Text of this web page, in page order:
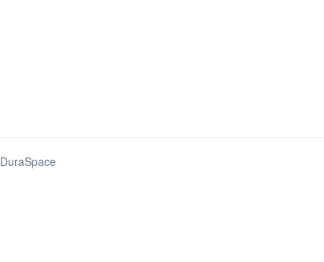
DuraSpace